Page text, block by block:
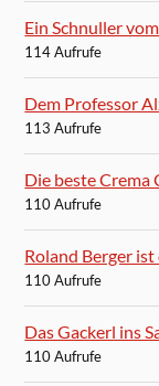
Ein Schnuller
114 Aufrufe
Dem Professor
113 Aufrufe
Die beste Crema
110 Aufrufe
Roland Berger
110 Aufrufe
Das Gackerl ins
110 Aufrufe